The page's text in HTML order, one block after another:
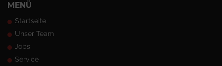
MENÜ
Startseite
Unser Team
Jobs
Service